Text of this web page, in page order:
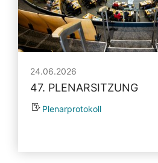
24.06.2026
47. PLENARSITZUNG
Plenarprotokoll